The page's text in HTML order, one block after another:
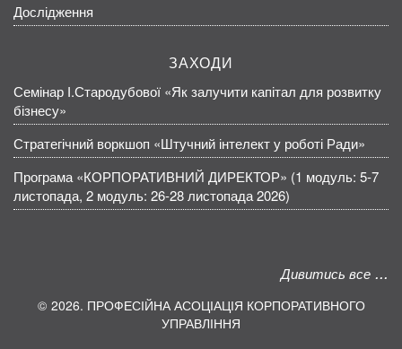
Дослідження
ЗАХОДИ
Семінар І.Стародубової «Як залучити капітал для розвитку
бізнесу»
Стратегічний воркшоп «Штучний інтелект у роботі Ради»
Програма «КОРПОРАТИВНИЙ ДИРЕКТОР» (1 модуль: 5-7
листопада, 2 модуль: 26-28 листопада 2026)
Дивитись все
2026. ПРОФЕСІЙНА АСОЦІАЦІЯ КОРПОРАТИВНОГО
УПРАВЛІННЯ